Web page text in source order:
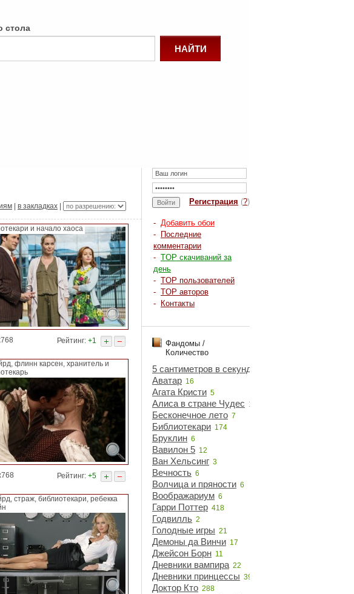
стола
Регистрация (?)
- Добавить обои
-
Последние
комментарии
- TOP скачиваний за
день
- TOP пользователей
- TOP авторов
-
Контакты
Фандомы /
Количество
5 сантиметров в секунду
Аватар 16
Агата Кристи 5
Алиса в стране Чудес 18
Бесконечное лето 7
Библиотекари 174
Бруклин 6
Вавилон 5 12
Ван Хельсинг 3
Вечность 6
Волчица и пряности 6
Воображариум 6
Гарри Поттер 418
Годвилль 2
Голодные игры 21
Демоны да Винчи 17
Джейсон Борн 11
Дневники вампира 22
Дневники принцессы 39
Доктор Кто 288
в закладках
и начало хаоса
Рейтинг: +1
флинн карсен, хранитель и
Рейтинг: +5
страж, библиотекари, ребекка